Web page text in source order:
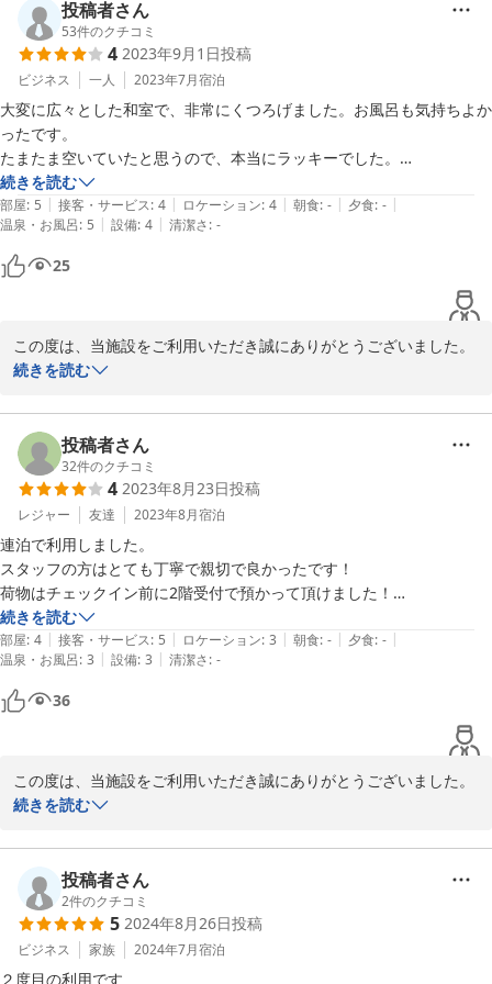
貴重なご意見をお寄せいただき、ありがとうございました。
またのご利用をスタッフ一同、心よりお待ちしております。
宿泊受付　　大塚
2023-09-10
投稿者さん
53件のクチコミ
4 2023年9月1日投稿
ビジネス 一人 2023年7月宿泊
大変に広々とした和室で、非常にくつろげました。お風呂も気持ちよか
ったです。
たまたま空いていたと思うので、本当にラッキーでした。
普通ののホテルではないので、出入りが多少不便でしたが、仕方がない
と思っています。
チェックインの時間帯がもう少し早いと有り難いです。
続きを読む
部屋: 5 | 接客・サービス: 4 | ロケーション: 4 | 朝食: - | 夕食: - |
温泉・お風呂: 5 | 設備: 4 | 清潔さ: -
25
この度は、当施設をご利用いただき誠にありがとうございました。
またお忙しい中、貴重なご意見をお寄せいただきありがとうござい
お客様のご意見を参考に、今後ともより良いサービスをご提供でき
ますように努めて参ります。
是非またのご利用をお待ちいたしております。
宿泊受付　今野
2023-09-01
続きを読む
投稿者さん
32件のクチコミ
4 2023年8月23日投稿
レジャー 友達 2023年8月宿泊
連泊で利用しました。
スタッフの方はとても丁寧で親切で良かったです！
荷物はチェックイン前に2階受付で預かって頂けました！
15:00まで宿泊フロントは閉まっています。
21:00を超えると表玄関は閉まるので防災センターの入り口からの出入
りになります。
3階が受付で和室は4階だったので階段しかなく、大荷物だと大変で
す！
部屋は清潔感があり、和室は部屋にはお風呂がないので大浴場を使用し
ます。シャンプー・リンスはありませんでしたが、ボディーソープはあ
りました！
翌日10:00にフロントが閉まるので、それまでに一度部屋を出るか、時
タオルは持ってきてくれました！
お値段も安いし駅からさほど遠くなく、栄や名古屋城には歩いて20ほ
どで行けます！
また利用したいなと思えた宿泊所でした！
ただフロントへの電話番号がわかりませんでした！
続きを読む
部屋: 4 | 接客・サービス: 5 | ロケーション: 3 | 朝食: - | 夕食: - |
温泉・お風呂: 3 | 設備: 3 | 清潔さ: -
36
この度は、当施設をご利用いただき誠にありがとうございました。
連泊でご利用の際には、お客様のご協力をお願いしております。ご
またのご利用をスタッフ一同、心よりお待ちしております。
宿泊受付　　大塚
続きを読む
投稿者さん
2件のクチコミ
5 2024年8月26日投稿
ビジネス 家族 2024年7月宿泊
２度目の利用です